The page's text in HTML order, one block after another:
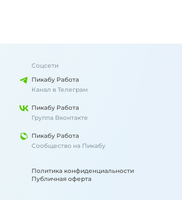
Соцсети
Пикабу Работа
Канал в Телеграм
Пикабу Работа
Группа Вконтакте
Пикабу Работа
Сообщество на Пикабу
Политика конфиденциальности
Публичная оферта